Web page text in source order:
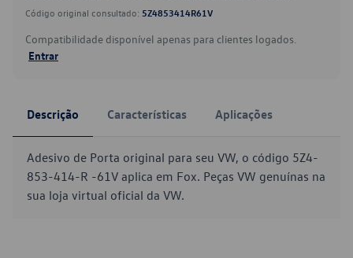
Código original consultado: 5Z4853414R61V
Compatibilidade disponível apenas para clientes logados.
Entrar
Descrição Características Aplicações
Adesivo de Porta original para seu VW, o código 5Z4-
853-414-R -61V aplica em Fox. Peças VW genuínas na
sua loja virtual oficial da VW.